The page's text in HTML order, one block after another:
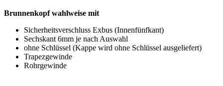
Brunnenkopf wahlweise mit
Sicherheitsverschluss Exbus (Innenfünfkant)
Sechskant 6mm je nach Auswahl
ohne Schlüssel (Kappe wird ohne Schlüssel ausgeliefert)
Trapezgewinde
Rohrgewinde